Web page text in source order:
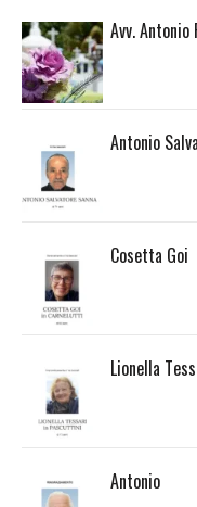
Avv. Antonio
Antonio
Cosetta Goi
Lionella
Antonio